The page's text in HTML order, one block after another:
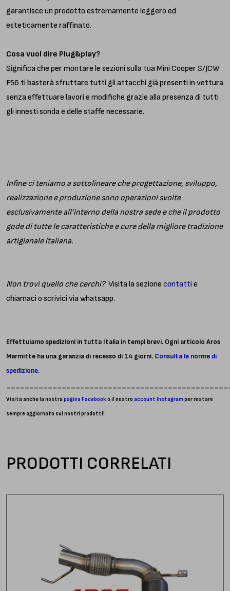
garantisce un prodotto estremamente leggero ed
esteticamente raffinato.
Cosa vuol dire Plug&play?
Significa che per montare le sezioni sulla tua Mini Cooper S/JCW
F56 ti basterà sfruttare tutti gli attacchi già presenti in vettura
senza effettuare lavori e modifiche grazie alla presenza di tutti
gli innesti sonda e delle staffe necessarie.
Infine ci teniamo a sottolineare che progettazione, sviluppo,
realizzazione e produzione sono operazioni svolte
esclusivamente all’interno della nostra sede e che il prodotto
gode di tutte le caratteristiche e cure della migliore tradizione
artigianale italiana.
Non trovi quello che cerchi? Visita la sezione contatti e
chiamaci o scrivici via whatsapp.
Effettuiamo spedizioni in tutta Italia in tempi brevi. Ogni articolo Aros
Marmitte ha una garanzia di recesso di 14 giorni. Consulta le norme di
spedizione.
Visita anche la nostra pagina Facebooko il nostro account Instagram per restare
sempre aggiornato sui nostri prodotti!
PRODOTTI CORRELATI